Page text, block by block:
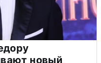
новый